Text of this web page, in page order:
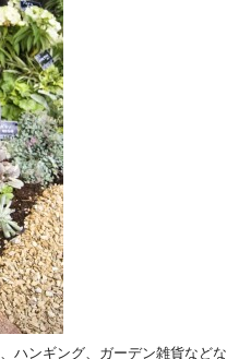
ハンギング、ガーデン雑貨などな